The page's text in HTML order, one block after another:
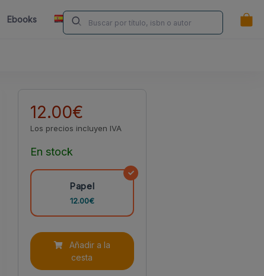
Ebooks Librerías Contacta ¿Eres Autor/a?
ES
12.00€
Los precios incluyen IVA
En stock
Papel
12.00€
cesta